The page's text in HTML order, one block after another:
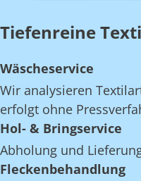
Tiefenreine
Wäscheservice
Wir analysieren
erfolgt ohne
Hol- & Bringservice
Abholung und
Fleckenbehandlung